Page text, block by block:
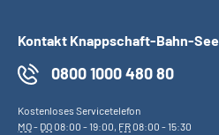
Kontakt Knappschaft-Bahn-See
0800 1000 480 80
Kostenloses Servicetelefon
MO- DO08:00 - 19:00, FR08:00 - 15:30